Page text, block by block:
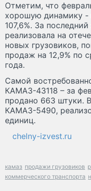
Отметим, что
хорошую динамику -
107,6%. За
реализовала на
новых грузовиков,
продаж на 12,9% по
года.
Самой
КАМАЗ-43118 – за
продано 663 штуки.
КАМАЗ-5490,
единиц.
chelny-izvest.ru
камаз продажи грузовиков
коммерческого транспорта